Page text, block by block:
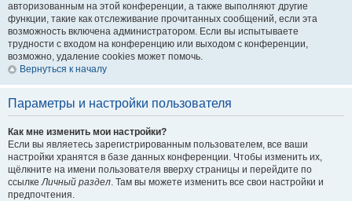
авторизованным на этой конференции, а также выполняют другие
функции, такие как отслеживание прочитанных сообщений, если эта
возможность включена администратором. Если вы испытываете
трудности с входом на конференцию или выходом с конференции,
возможно, удаление cookies может помочь.
Вернуться к началу
Параметры и настройки пользователя
Как мне изменить мои настройки?
Если вы являетесь зарегистрированным пользователем, все ваши
настройки хранятся в базе данных конференции. Чтобы изменить их,
щёлкните на имени пользователя вверху страницы и перейдите по
ссылкеЛичный раздел. Там вы можете изменить все свои настройки и
предпочтения.